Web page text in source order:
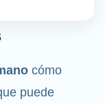
cómo
puede